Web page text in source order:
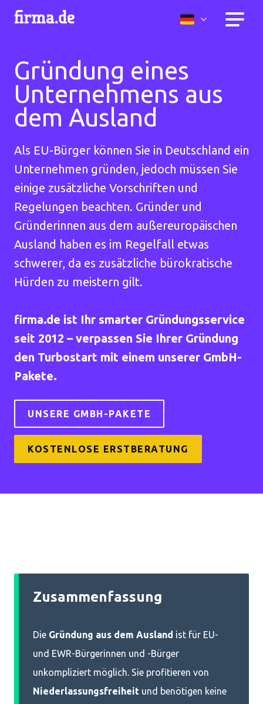
Gründung eines
Unternehmens aus
dem Ausland
Als EU-Bürger können Sie in Deutschland ein
Unternehmen gründen, jedoch müssen Sie
einige zusätzliche Vorschriften und
Regelungen beachten. Gründer und
Gründerinnen aus dem außereuropäischen
Ausland haben es im Regelfall etwas
schwerer, da es zusätzliche bürokratische
Hürden zu meistern gilt.
firma.de ist Ihr smarter Gründungsservice
seit 2012 – verpassen Sie Ihrer Gründung
den Turbostart mit einem unserer GmbH-
Pakete.
UNSERE GMBH-PAKETE
KOSTENLOSE ERSTBERATUNG
Zusammenfassung
Die Gründung aus dem Ausland ist für EU-
und EWR-Bürgerinnen und -Bürger
unkompliziert möglich. Sie profitieren von
Niederlassungsfreiheit und benötigen keine